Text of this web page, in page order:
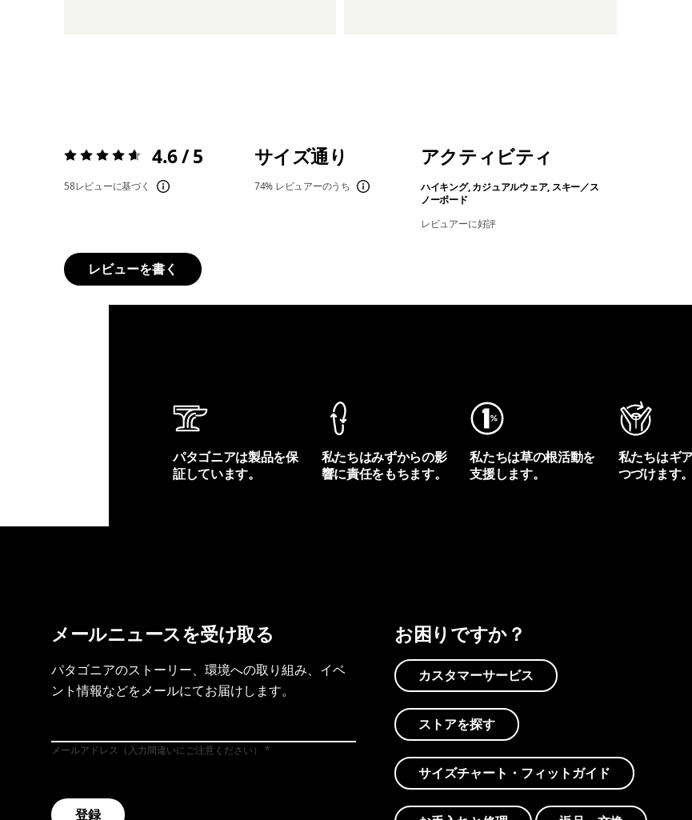
評価:4.6 / 5 4.6 / 5
58レビューに基づく
サイズ通り
74% レビュアーのうち
アクティビティ
ハイキング, カジュアルウェア, スキー／ス
ノーボード
レビュアーに好評
レビューを書く
パタゴニアは製品を保
証しています。
私たちはみずからの影
響に責任をもちます。
私たちは草の根活動を
支援します。
私たちはギ
つづけます。
メールニュースを受け取る
パタゴニアのストーリー、環境への取り組み、イベ
ント情報などをメールにてお届けします。
メールアドレス（入力間違いにご注意ください）
登録
お困りですか？
カスタマーサービス
ストアを探す
サイズチャート・フィットガイド